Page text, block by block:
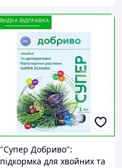
"Супер Добриво":
підкормка для хвойних та